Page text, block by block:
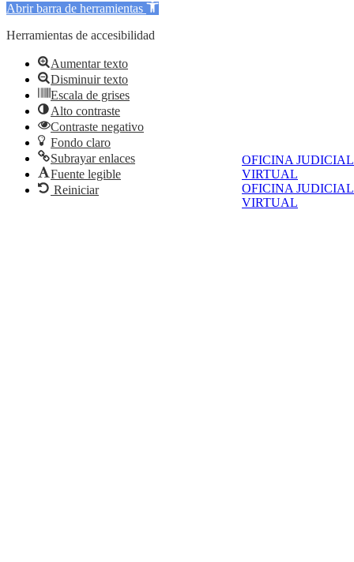
OFICINA JUDICIAL
VIRTUAL
OFICINA JUDICIAL
VIRTUAL
Abrir barra de herramientas
Herramientas de accesibilidad
Aumentar texto
Disminuir texto
Escala de grises
Alto contraste
Contraste negativo
Fondo claro
Subrayar enlaces
Fuente legible
Reiniciar